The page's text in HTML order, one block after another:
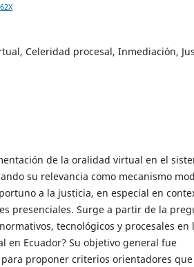
Celeridad procesal, Inmediación,
de la oralidad virtual en el
su relevancia como mecanismo
a la justicia, en especial en
presenciales. Surge a partir de la
tecnológicos y procesales en
en Ecuador? Su objetivo general fue
proponer criterios orientadores que